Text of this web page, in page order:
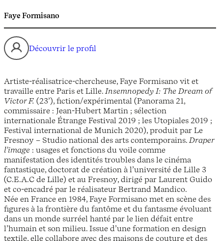
Faye Formisano
Découvrir le profil
Artiste-réalisatrice-chercheuse, Faye Formisano vit et
travaille entre Paris et Lille.Insemnopedy I: The Dream of
Victor F. (23’), fiction/expérimental (Panorama 21,
commissaire : Jean-Hubert Martin ; sélection
internationale Étrange Festival 2019 ; les Utopiales 2019 ;
Festival international de Munich 2020), produit par Le
Fresnoy – Studio national des arts contemporains.Draper
l’image : usages et fonctions du voile comme
manifestation des identités troubles dans le cinéma
fantastique, doctorat de création à l’université de Lille 3
(C.E.A.C de Lille) et au Fresnoy, dirigé par Laurent Guido
et co-encadré par le réalisateur Bertrand Mandico.
Née en France en 1984, Faye Formisano met en scène des
figures à la frontière du fantôme et du fantasme évoluant
dans un monde surréel hanté par le lien défait entre
l’humain et son milieu. Issue d’une formation en design
textile, elle collabore avec des maisons de couture et des